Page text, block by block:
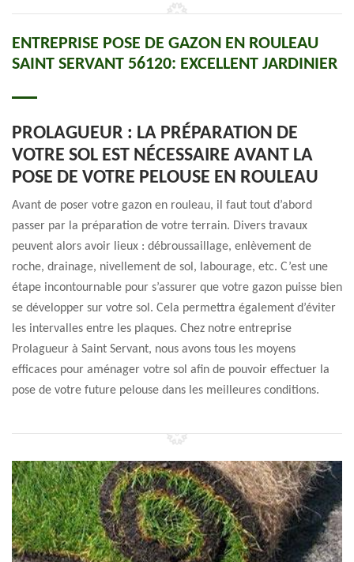
ENTREPRISE POSE DE GAZON EN ROULEAU
SAINT SERVANT 56120: EXCELLENT JARDINIER
PROLAGUEUR : LA PRÉPARATION DE
VOTRE SOL EST NÉCESSAIRE AVANT LA
POSE DE VOTRE PELOUSE EN ROULEAU
Avant de poser votre gazon en rouleau, il faut tout d’abord
passer par la préparation de votre terrain. Divers travaux
peuvent alors avoir lieux : débroussaillage, enlèvement de
roche, drainage, nivellement de sol, labourage, etc. C’est une
étape incontournable pour s’assurer que votre gazon puisse bien
se développer sur votre sol. Cela permettra également d’éviter
les intervalles entre les plaques. Chez notre entreprise
Prolagueur à Saint Servant, nous avons tous les moyens
efficaces pour aménager votre sol afin de pouvoir effectuer la
pose de votre future pelouse dans les meilleures conditions.